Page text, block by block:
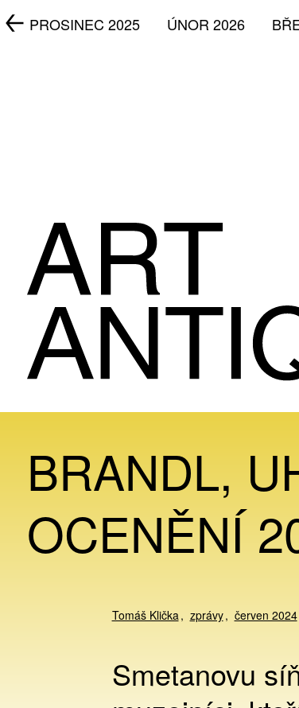
ÚNOR 2026
PROSINEC 2025
BRANDL,
OCENĚNÍ
Tomáš Klička zprávy červen 2024
Smetanovu